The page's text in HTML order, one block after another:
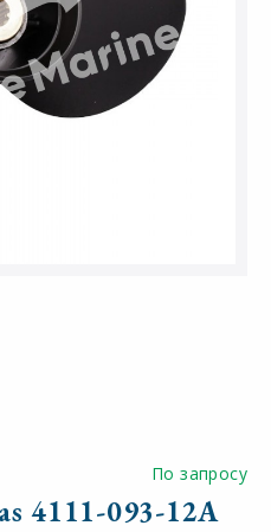
По запросу
4111-093-12A